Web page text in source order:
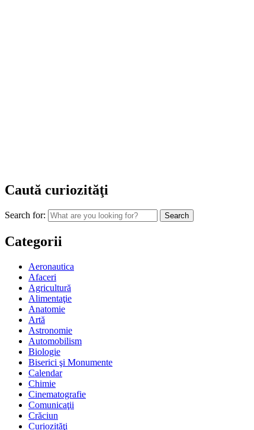
Caută curiozităţi
Search for:
Categorii
Aeronautica
Afaceri
Agricultură
Alimentaţie
Anatomie
Artă
Astronomie
Automobilism
Biologie
Biserici şi Monumente
Calendar
Chimie
Cinematografie
Comunicaţii
Crăciun
Curiozităţi